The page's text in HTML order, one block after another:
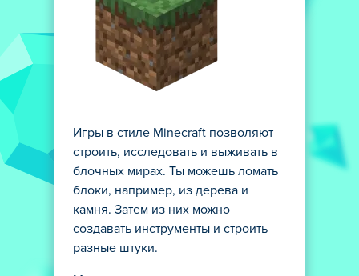
Игры в стиле Minecraft позволяют
строить, исследовать и выживать в
блочных мирах. Ты можешь ломать
блоки, например, из дерева и
камня. Затем из них можно
создавать инструменты и строить
разные штуки.